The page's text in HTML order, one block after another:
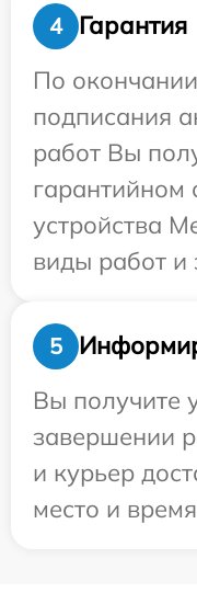
4
Гарантия
По
подписания
работ Вы
гарантийном
устройства
виды работ и
5
Вы получите
завершении
и курьер
место и